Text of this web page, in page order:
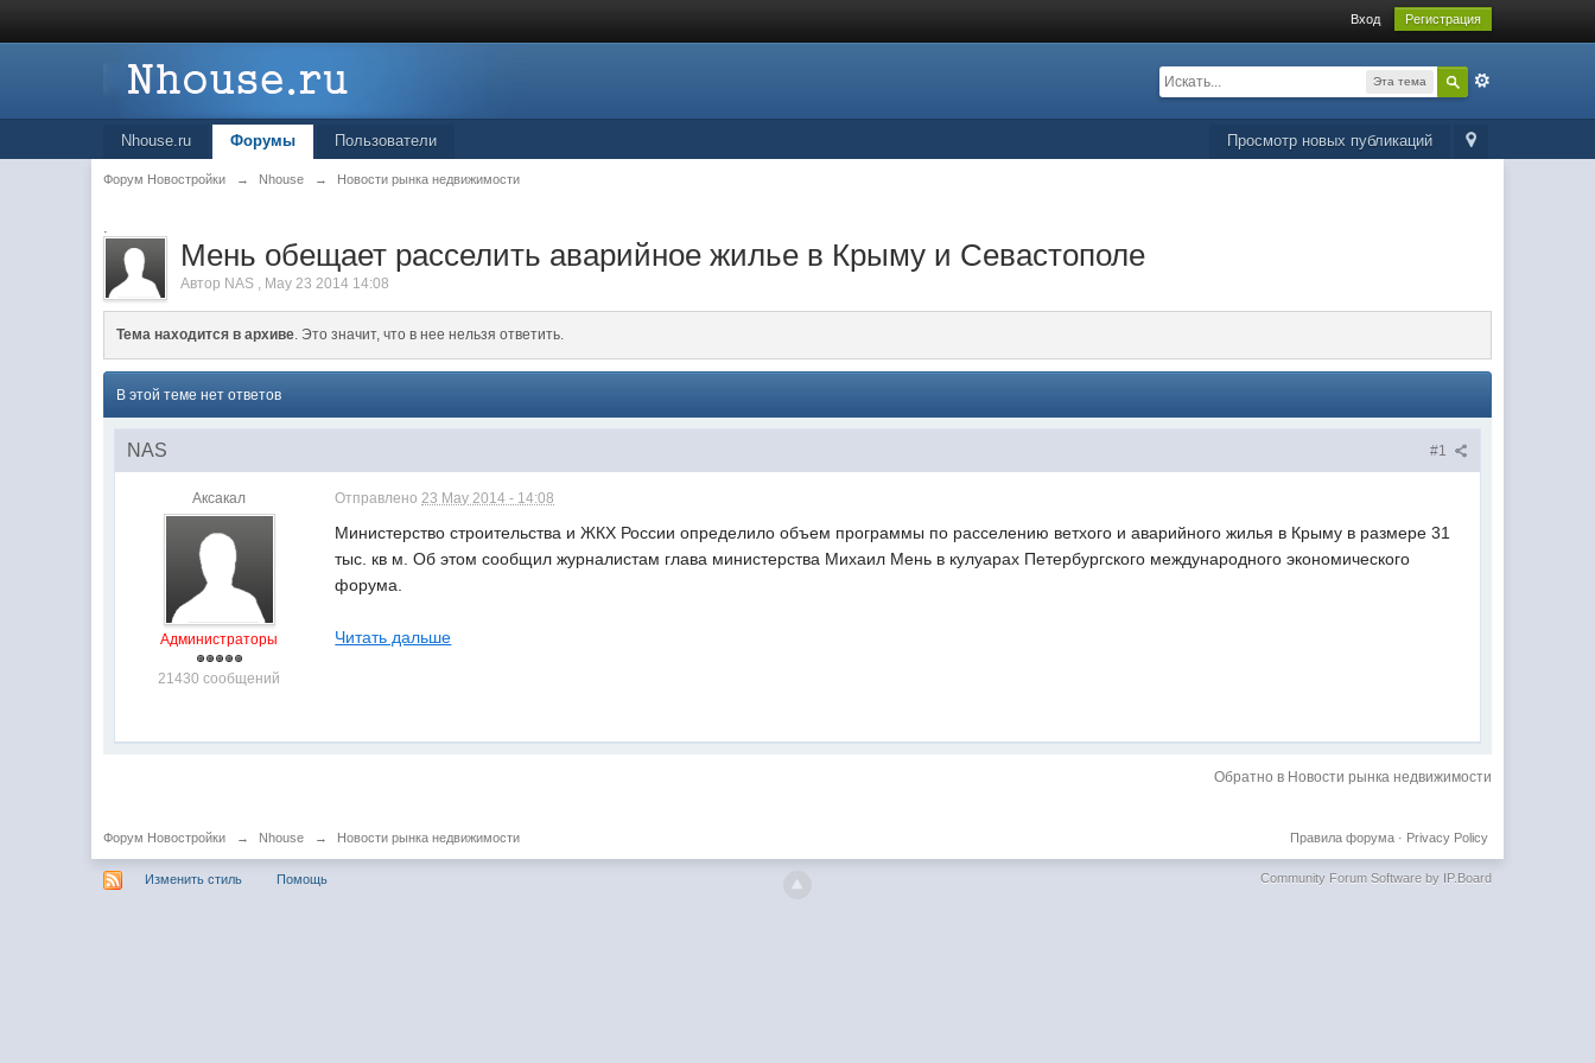
Вход Регистрация
Эта тема
Просмотр новых публикаций
Nhouse.ru Форумы Пользователи
Форум Новостройки → Nhouse → Новости рынка недвижимости
.
Мень обещает расселить аварийное жилье в Крыму и Севастополе
Автор NAS , May 23 2014 14:08
Тема находится в архиве. Это значит, что в нее нельзя ответить.
В этой теме нет ответов
#1
NAS
Аксакал
Администраторы
21430 сообщений
Отправлено23 May 2014 - 14:08
Министерство строительства и ЖКХ России определило объем программы по расселению ветхого и аварийного жилья в Крыму в размере 31
тыс. кв м. Об этом сообщил журналистам глава министерства Михаил Мень в кулуарах Петербургского международного экономического
форума.
Читать дальше
Обратно в Новости рынка недвижимости
Форум Новостройки → Nhouse → Новости рынка недвижимости Privacy Policy
Правила форума·
Изменить стиль Помощь Community Forum Software by IP.Board